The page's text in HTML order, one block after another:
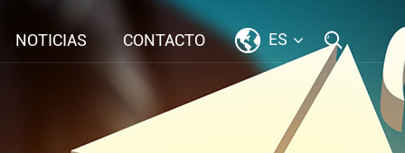
NOTICIAS CONTACTO ES